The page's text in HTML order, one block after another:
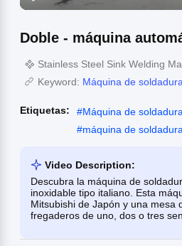
Doble - máquina
Stainless Steel Sink Welding
Keyword: Máquina de
Etiquetas: #Máquina de
#máquina de
Video Description:
Descubra la máquina de
inoxidable tipo italiano. Esta
Mitsubishi de Japón y una mesa
fregaderos de uno, dos o tres